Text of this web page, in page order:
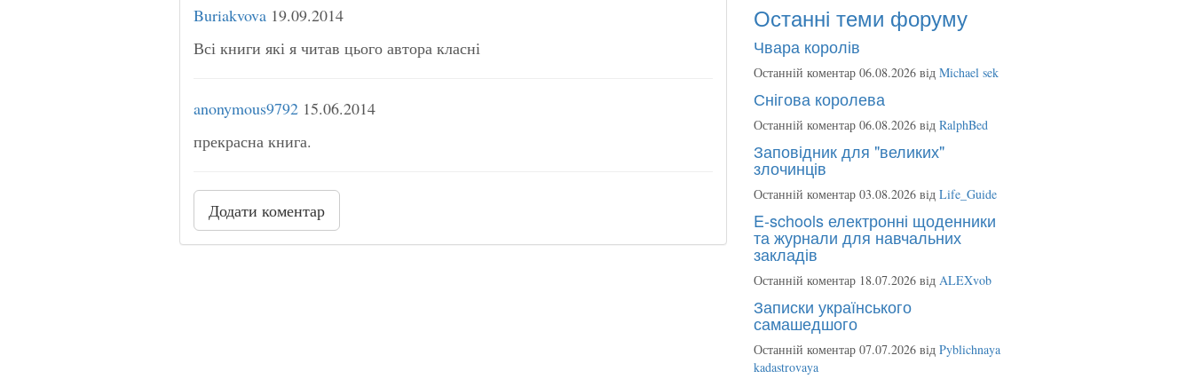
Buriakvova 19.09.2014
Всі книги які я читав цього автора класні
anonymous9792 15.06.2014
прекрасна книга.
Додати коментар
Останні теми форуму
Чвара королів
Останній коментар 06.08.2026 від Michael sek
Снігова королева
Останній коментар 06.08.2026 від RalphBed
Заповідник для "великих"
злочинців
Останній коментар 03.08.2026 від Life_Guide
E-schools електронні щоденники
та журнали для навчальних
закладів
Останній коментар 18.07.2026 від ALEXvob
Записки українського
самашедшого
Останній коментар 07.07.2026 від Pyblichnaya
kadastrovaya